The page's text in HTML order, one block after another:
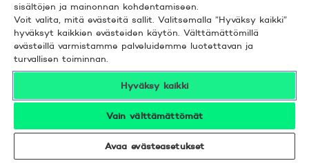
järjestelyillä, että sen käyttämät
alihankkijat ja kumppanit käsittelevät
henkilötietoja huolellisesti ja hyvää
tietojenkäsittelytapaa noudattaen.
Rekisterinpitäjän käyttämä
alihankkija voi olla myös POP
Pankkien yhteenliittymään tai POP
Pankki -ryhmään kuuluva yhteisö.
sisältöjen ja mainonnan kohdentamiseen.
Voit valita, mitä evästeitä sallit. Valitsemalla ”Hyväksy kaikki”
hyväksyt kaikkien evästeiden käytön. Välttämättömillä
evästeillä varmistamme palveluidemme luotettavan ja
turvallisen toiminnan.
Hyväksy kaikki
Vain välttämättömät
Avaa evästeasetukset